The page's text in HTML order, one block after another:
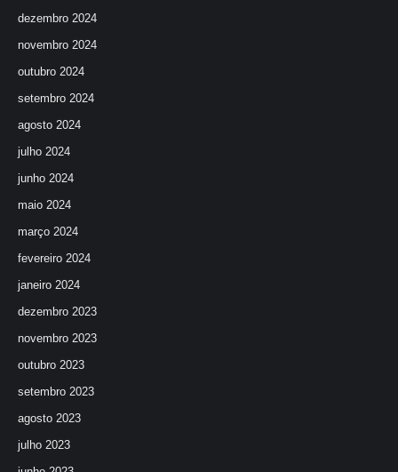
dezembro 2024
novembro 2024
outubro 2024
setembro 2024
agosto 2024
julho 2024
junho 2024
maio 2024
março 2024
fevereiro 2024
janeiro 2024
dezembro 2023
novembro 2023
outubro 2023
setembro 2023
agosto 2023
julho 2023